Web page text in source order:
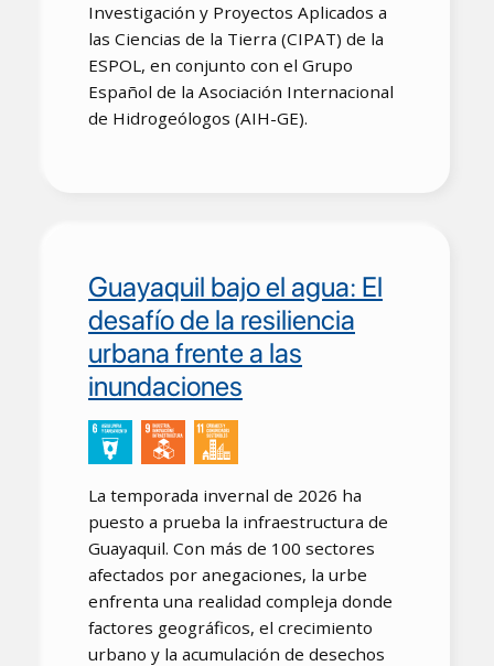
Investigación y Proyectos Aplicados a
las Ciencias de la Tierra (CIPAT) de la
ESPOL, en conjunto con el Grupo
Español de la Asociación Internacional
de Hidrogeólogos (AIH-GE).
Guayaquil bajo el agua: El
desafío de la resiliencia
urbana frente a las
inundaciones
La temporada invernal de 2026 ha
puesto a prueba la infraestructura de
Guayaquil. Con más de 100 sectores
afectados por anegaciones, la urbe
enfrenta una realidad compleja donde
factores geográficos, el crecimiento
urbano y la acumulación de desechos